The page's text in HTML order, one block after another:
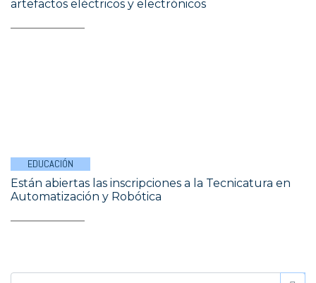
artefactos eléctricos y electrónicos
EDUCACIÓN
Están abiertas las inscripciones a la Tecnicatura en
Automatización y Robótica